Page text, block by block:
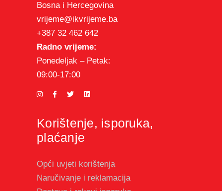
Bosna i Hercegovina
vrijeme@ikvrijeme.ba
+387 32 462 642
Radno vrijeme:
Ponedeljak – Petak:
09:00-17:00
Korištenje, isporuka,
plaćanje
Opći uvjeti korištenja
Naručivanje i reklamacija